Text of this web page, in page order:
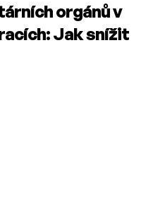
orgánů v
Jak snížit